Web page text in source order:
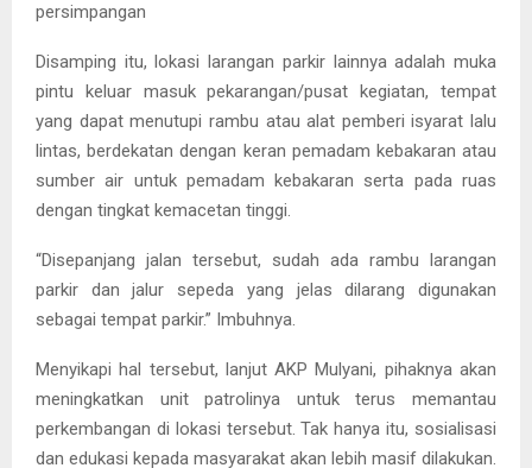
persimpangan
Disamping itu, lokasi larangan parkir lainnya adalah muka
pintu keluar masuk pekarangan/pusat kegiatan, tempat
yang dapat menutupi rambu atau alat pemberi isyarat lalu
lintas, berdekatan dengan keran pemadam kebakaran atau
sumber air untuk pemadam kebakaran serta pada ruas
dengan tingkat kemacetan tinggi.
“Disepanjang jalan tersebut, sudah ada rambu larangan
parkir dan jalur sepeda yang jelas dilarang digunakan
sebagai tempat parkir.” Imbuhnya.
Menyikapi hal tersebut, lanjut AKP Mulyani, pihaknya akan
meningkatkan unit patrolinya untuk terus memantau
perkembangan di lokasi tersebut. Tak hanya itu, sosialisasi
dan edukasi kepada masyarakat akan lebih masif dilakukan.